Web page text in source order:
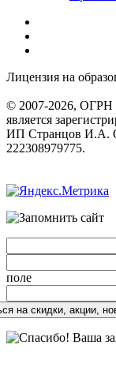
Лицензия на
© 2007-2026,
является
ИП Странцов И.А.
222308979775.
поле
на скидки, акции,